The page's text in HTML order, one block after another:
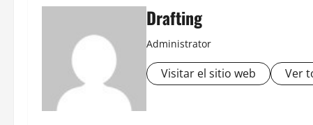
Drafting
Administrator
Visitar el sitio web Ver